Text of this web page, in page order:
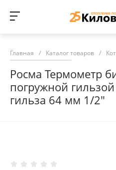
Главная / Каталог товаров /
Росма Термометр
погружной
гильза 64 мм 1/2"